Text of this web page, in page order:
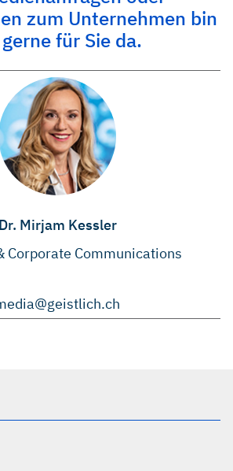
zum Unternehmen bin
für Sie da.
Dr. Mirjam Kessler
Corporate Communications